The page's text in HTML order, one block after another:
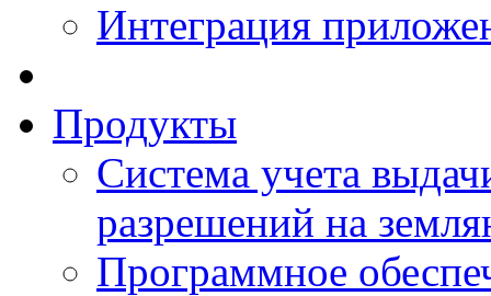
Интеграция
Продукты
Система учета
разрешений на
Программное